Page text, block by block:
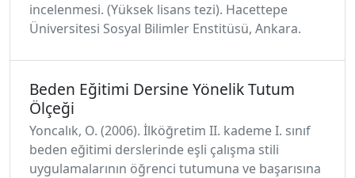
incelenmesi. (Yüksek lisans tezi). Hacettepe
Üniversitesi Sosyal Bilimler Enstitüsü, Ankara.
Beden Eğitimi Dersine Yönelik Tutum
Ölçeği
Yoncalık, O. (2006). İlköğretim II. kademe I. sınıf
beden eğitimi derslerinde eşli çalışma stili
uygulamalarının öğrenci tutumuna ve başarısına